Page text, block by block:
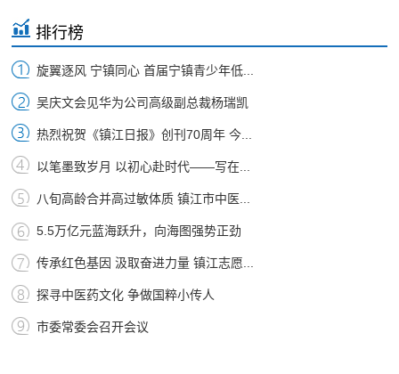
排行榜
旋翼逐风 宁镇同心 首届宁镇青少年低...
吴庆文会见华为公司高级副总裁杨瑞凯
热烈祝贺《镇江日报》创刊70周年 今...
以笔墨致岁月 以初心赴时代——写在...
八旬高龄合并高过敏体质 镇江市中医...
5.5万亿元蓝海跃升，向海图强势正劲
传承红色基因 汲取奋进力量 镇江志愿...
探寻中医药文化 争做国粹小传人
市委常委会召开会议